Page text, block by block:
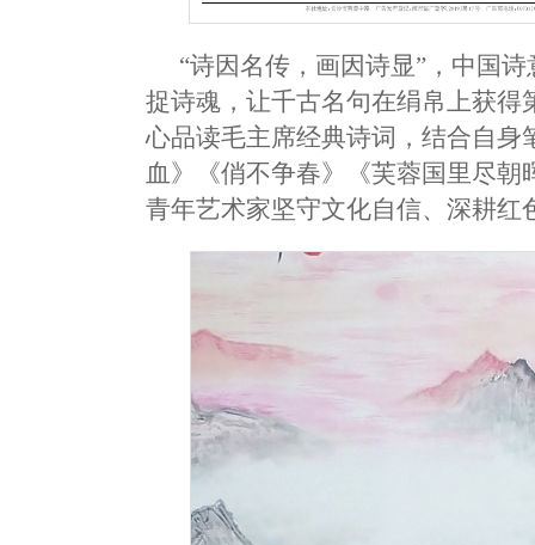
“诗因名传，画因诗显”，中国
捉诗魂，让千古名句在绢帛上获
心品读毛主席经典诗词，结合自
血》《俏不争春》《芙蓉国里尽
青年艺术家坚守文化自信、深耕红